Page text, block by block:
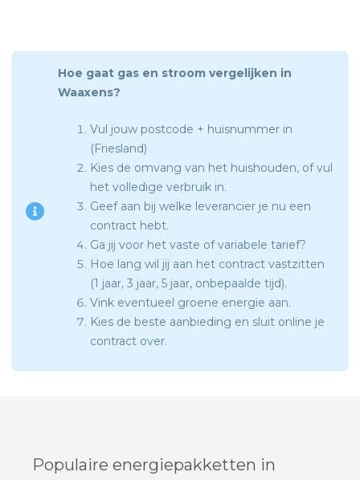
Hoe gaat gas en stroom vergelijken in
Waaxens?
Vul jouw postcode + huisnummer in
(Friesland)
Kies de omvang van het huishouden, of vul
het volledige verbruik in.
Geef aan bij welke leverancier je nu een
contract hebt.
Ga jij voor het vaste of variabele tarief?
Hoe lang wil jij aan het contract vastzitten
(1 jaar, 3 jaar, 5 jaar, onbepaalde tijd).
Vink eventueel groene energie aan.
Kies de beste aanbieding en sluit online je
contract over.
Populaire energiepakketten in